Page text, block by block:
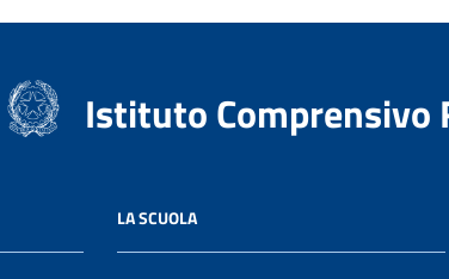
Istituto Comprensivo
LA SCUOLA